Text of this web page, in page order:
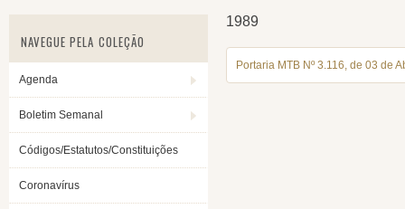
NAVEGUE PELA COLEÇÃO
Agenda
Boletim Semanal
Códigos/Estatutos/Constituições
Coronavírus
1989
Portaria MTB Nº 3.116, de 03 de